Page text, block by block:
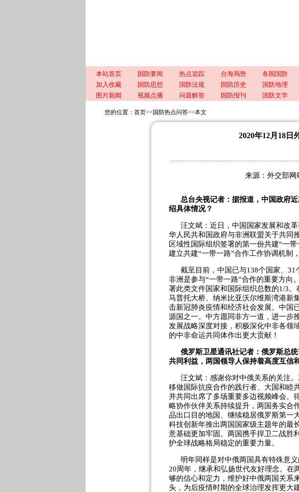
本站首页 国防要闻 热点追踪 台海局势 各国国防
加入收藏
国防思想 国防法规 国防历史 国防地理
图片新闻
视频点播 问题解答 国防报刊 国防文学
您的位置： 首页>> 国防热点问答>>本文
2020年12月18日
来源：外交部网
总台央视记者：据报道，中国政府
绍具体情况？
汪文斌：近日，中国国家发展和改
华人民共和国政府与非洲联盟关于共同
区域性国际组织签署的第一份共建“一
建立共建“一带一路”合作工作协调机制
截至目前，中国已与138个国家、31
非洲是参与“一带一路”合作的重要方向
署此类文件国家和国际组织总数的1/3
马普托大桥、纳米比亚沃尔维斯湾港新
击新冠肺炎疫情和经济社会发展。中国
源国之一。中方愿同非方一道，进一步
发展战略深度对接，积极深化中非各领
的中非命运共同体作出更大贡献！
俄罗斯卫星通讯社记者：俄罗斯总
共同利益，两国领导人保持着高度互信
汪文斌：感谢你对中俄关系的关注
移做国际抗疫合作的践行者、大国和睦
并共同出席了多场重要多边视频峰会。
略协作伙伴关系持续提升，两国务实合
品出口目的地国、继续稳居俄罗斯第一
科技创新年推出两国国家级主题年的最
意基础更加牢固。两国携手捍卫二战胜
护全球战略格局稳定的重要力量。
明年同样是对中俄两国具有特殊意
20周年，继承和弘扬世代友好理念。在
够的信心和定力，维护好中俄两国关系
头，为后疫情时期的全球治理发挥更大